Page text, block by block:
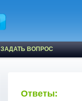
ЗАДАТЬ ВОПРОС
Ответы: